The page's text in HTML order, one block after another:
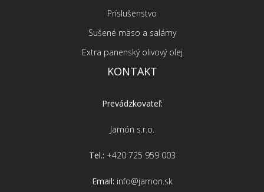
Príslušenstvo
Sušené mäso a salámy
Extra panenský olivový olej
KONTAKT
Prevádzkovateľ:
Jamón s.r.o.
Tel.: +420 725 959 003
Email: info@jamon.sk